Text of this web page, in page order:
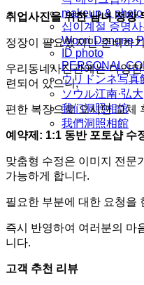
makeup & photo
십이계절 증명사
Woori Dongne
ID photo
PERSONAL
ウリドンネ写真
ソウル江南·弘大
我们洞照相馆
我們洞照相館
취업사진을 위한 남녀 정장
정장이 필요했지만 준비하
우리동네사진관에는 다양
련되어 있으니,
편한 복장으로 오시면 교체
예약제: 1:1 동반 포토샵 수
맞춤형 수정은 이미지 전문
가능하게 합니다.
필요한 부분에 대한 요청을
즉시 반영하여 여러분의 마
니다.
고객 추천 리뷰